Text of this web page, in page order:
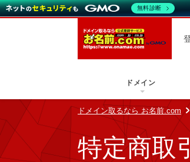
ドメイン
ドメイン取るなら お名前.com
特定商取
無料診断